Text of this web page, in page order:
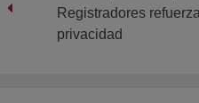
Registradores
privacidad